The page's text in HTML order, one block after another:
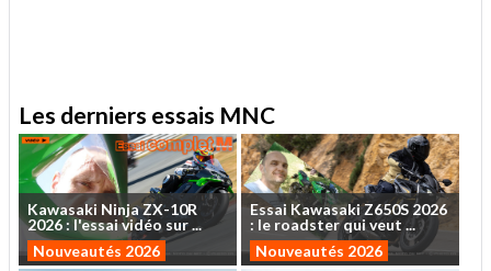
Les derniers essais MNC
Kawasaki NinjaZX-10R
2026: l'essaividéo sur...
Nouveautés 2026
Essai KawasakiZ650S 2026
: le roadsterquiveut ...
Nouveautés 2026